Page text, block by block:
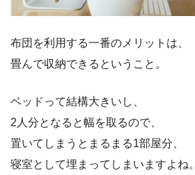
布団を利用する一番のメリットは、
畳んで収納できるということ。
ベッドって結構大きいし、
2人分となると幅を取るので、
置いてしまうとまるまる1部屋分、
寝室として埋まってしまいますよね。